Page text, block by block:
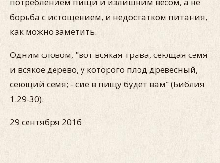
борьба с истощением, и недостатком питания,
как можно заметить.
Одним словом, "вот всякая трава, сеющая семя
и всякое дерево, у которого плод древесный,
сеющий семя; - сие в пищу будет вам" (Библия
1.29-30).
29 сентября 2016